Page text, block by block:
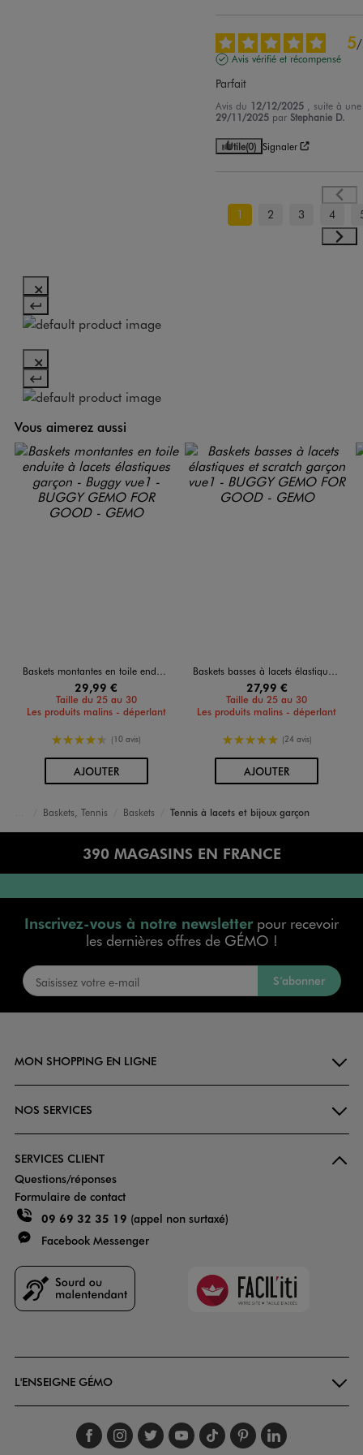
5/
Avis vérifié et récompensé
Parfait
Avis du 12/12/2025
, suite à
29/11/2025 par Stephanie D.
Utile(0) Signaler
1 2 3 4
Vous aimerez aussi
Baskets montantes en toile enduite à lacets élastiques garçon - Buggy
29,99 €
Taille du 25 au 30
Les produits malins - déperlant
4.5/5 de moyenne
(10 avis)
AJOUTERAU PANIER
Baskets basses à lacets élastiques et scratch garçon
27,99 €
Taille du 25 au 30
Les produits malins - déperlant
5/5 de moyenne
(24 avis)
AJOUTERAU PANIER
GarçonBaskets, Tennis Baskets Tennis à lacets et bijoux garçon
390 MAGASINS EN FRANCE
Inscrivez-vous à notre newsletterpour recevoir
les dernières offres de GÉMO !
S’abonner
MON SHOPPING EN LIGNE
NOS SERVICES
SERVICES CLIENT
Questions/réponses
Formulaire de contact
09 69 32 35 19 (appel non surtaxé)
Facebook Messenger
Faciliti
L'ENSEIGNE GÉMO